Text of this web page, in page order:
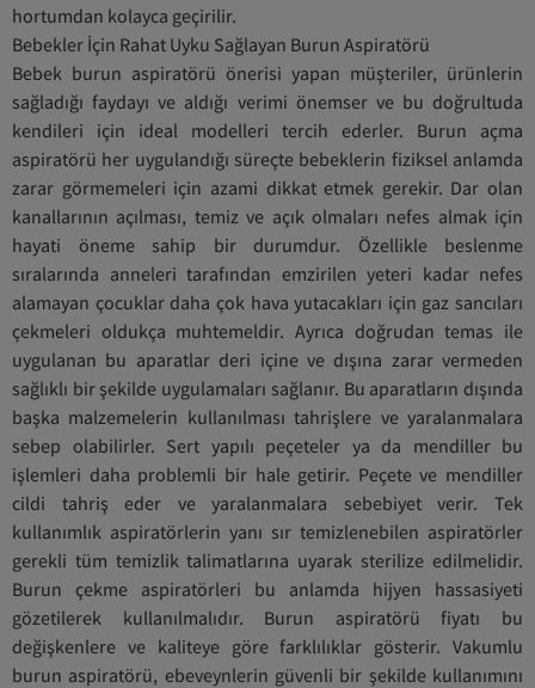
hortumdan kolayca geçirilir.
Bebekler İçin Rahat Uyku Sağlayan Burun Aspiratörü
Bebek burun aspiratörü önerisi yapan müşteriler, ürünlerin
sağladığı faydayı ve aldığı verimi önemser ve bu doğrultuda
kendileri için ideal modelleri tercih ederler. Burun açma
aspiratörü her uygulandığı süreçte bebeklerin fiziksel anlamda
zarar görmemeleri için azami dikkat etmek gerekir. Dar olan
kanallarının açılması, temiz ve açık olmaları nefes almak için
hayati öneme sahip bir durumdur. Özellikle beslenme
sıralarında anneleri tarafından emzirilen yeteri kadar nefes
alamayan çocuklar daha çok hava yutacakları için gaz sancıları
çekmeleri oldukça muhtemeldir. Ayrıca doğrudan temas ile
uygulanan bu aparatlar deri içine ve dışına zarar vermeden
sağlıklı bir şekilde uygulamaları sağlanır. Bu aparatların dışında
başka malzemelerin kullanılması tahrişlere ve yaralanmalara
sebep olabilirler. Sert yapılı peçeteler ya da mendiller bu
işlemleri daha problemli bir hale getirir. Peçete ve mendiller
cildi tahriş eder ve yaralanmalara sebebiyet verir. Tek
kullanımlık aspiratörlerin yanı sır temizlenebilen aspiratörler
gerekli tüm temizlik talimatlarına uyarak sterilize edilmelidir.
Burun çekme aspiratörleri bu anlamda hijyen hassasiyeti
gözetilerek kullanılmalıdır. Burun aspiratörü fiyatı bu
değişkenlere ve kaliteye göre farklılıklar gösterir. Vakumlu
burun aspiratörü, ebeveynlerin güvenli bir şekilde kullanımını